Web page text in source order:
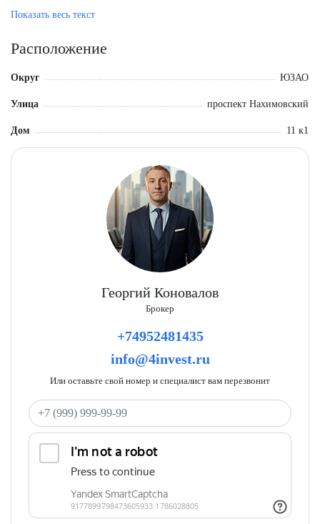
Арендатор:
000 руб, индексация 3%
Общая площадь: 72,5 кв.м.
Показать весь текст
Расположение
Округ ЮЗАО
Улица проспект Нахимовский
Дом 11 к1
Георгий Коновалов
Брокер
+74952481435
info@4invest.ru
Или оставьте свой номер и специалист вам перезвонит